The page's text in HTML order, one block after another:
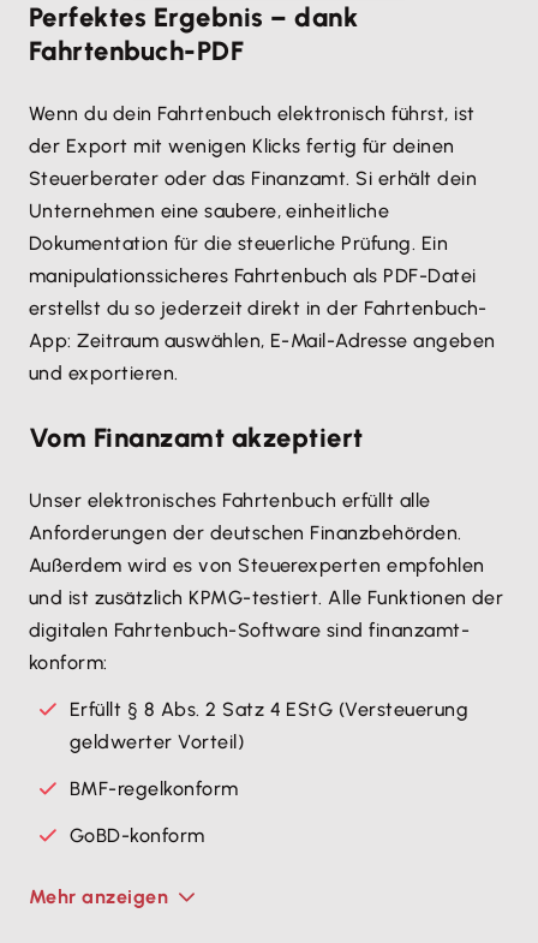
Perfektes Ergebnis – dank
Fahrtenbuch-PDF
Wenn du dein Fahrtenbuch elektronisch führst, ist
der Export mit wenigen Klicks fertig für deinen
Steuerberater oder das Finanzamt. Si erhält dein
Unternehmen eine saubere, einheitliche
Dokumentation für die steuerliche Prüfung. Ein
manipulationssicheres Fahrtenbuch als PDF-Datei
erstellst du so jederzeit direkt in der Fahrtenbuch-
App: Zeitraum auswählen, E-Mail-Adresse angeben
und exportieren.
Vom Finanzamt akzeptiert
Unser elektronisches Fahrtenbuch erfüllt alle
Anforderungen der deutschen Finanzbehörden.
Außerdem wird es von Steuerexperten empfohlen
und ist zusätzlich KPMG-testiert. Alle Funktionen der
digitalen Fahrtenbuch-Software sind finanzamt-
konform:
Erfüllt § 8 Abs. 2 Satz 4 EStG (Versteuerung
geldwerter Vorteil)
BMF-regelkonform
GoBD-konform
Mehr anzeigen